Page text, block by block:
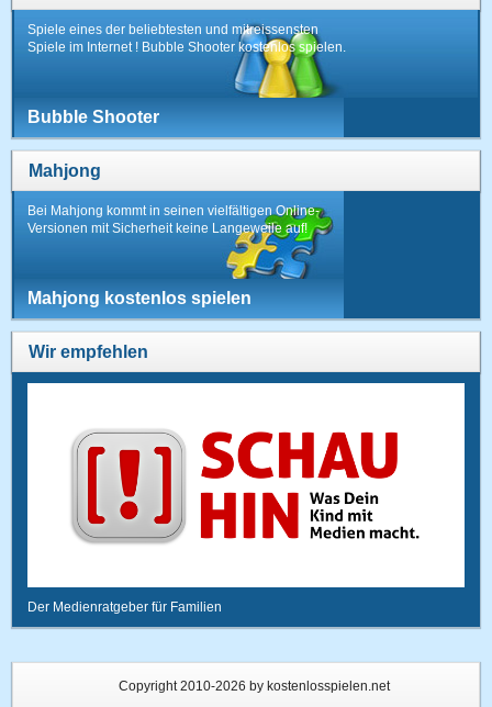
Spiele eines der beliebtesten und mitreissensten
Spiele im Internet ! Bubble Shooter kostenlos spielen.
Bubble Shooter
Mahjong
Bei Mahjong kommt in seinen vielfältigen Online-
Versionen mit Sicherheit keine Langeweile auf!
Mahjong kostenlos spielen
Wir empfehlen
Der Medienratgeber für Familien
Copyright 2010-2026 by kostenlosspielen.net